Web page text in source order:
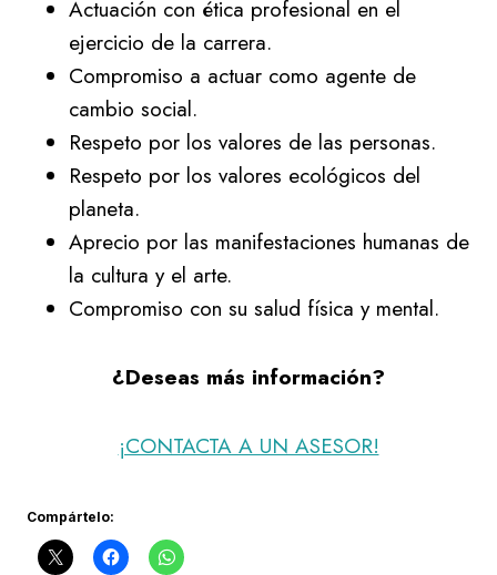
Actuación con ética profesional en el
ejercicio de la carrera.
Compromiso a actuar como agente de
cambio social.
Respeto por los valores de las personas.
Respeto por los valores ecológicos del
planeta.
Aprecio por las manifestaciones humanas de
la cultura y el arte.
Compromiso con su salud física y mental.
¿Deseas más información?
¡CONTACTA A UN ASESOR!
Compártelo: